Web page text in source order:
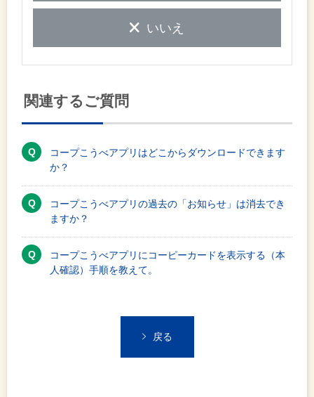
いいえ
関連するご質問
コープこうべアプリはどこからダウンロードできます
か？
コープこうべアプリの過去の「お知らせ」は消去でき
ますか？
コープこうべアプリにコーピーカードを表示する（本
人確認）手順を教えて。
戻る